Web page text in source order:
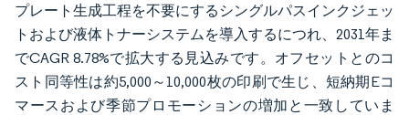
プレート生成工程を不要にするシングルパスインクジェッ
トおよび液体トナーシステムを導入するにつれ、2031年ま
でCAGR 8.78%で拡大する見込みです。オフセットとのコ
スト同等性は約5,000～10,000枚の印刷で生じ、短納期Eコ
マースおよび季節プロモーションの増加と一致していま